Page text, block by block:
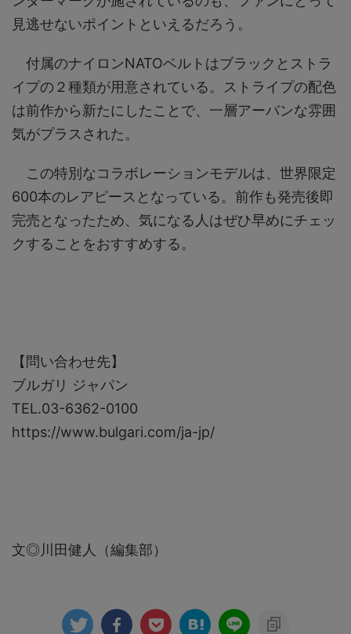
見逃せないポイントといえるだろう。
付属のナイロンNATOベルトはブラックとストラ
イプの２種類が用意されている。ストライプの配色
は前作から新たにしたことで、一層アーバンな雰囲
気がプラスされた。
この特別なコラボレーションモデルは、世界限定
600本のレアピースとなっている。前作も発売後即
完売となったため、気になる人はぜひ早めにチェッ
クすることをおすすめする。
【問い合わせ先】
ブルガリ ジャパン
TEL.03-6362-0100
https://www.bulgari.com/ja-jp/
文◎川田健人（編集部）